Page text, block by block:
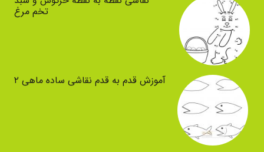
تخم مرغ
آموزش قدم به قدم نقاشی ساده ماهی ۲